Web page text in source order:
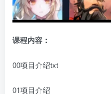
课程内容：
00项目介绍txt
01项目介绍